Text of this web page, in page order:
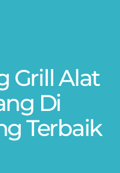
Grill Alat
Di
Terbaik